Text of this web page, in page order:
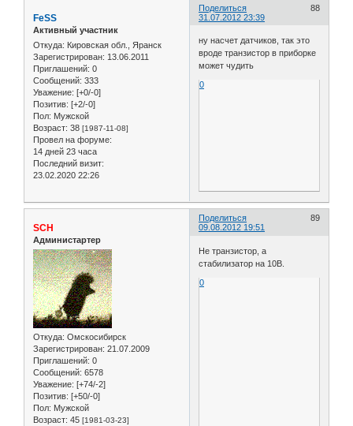
Поделиться
88
31.07.2012 23:39
FeSS
Активный участник
Откуда: Кировская обл., Яранск
Зарегистрирован: 13.06.2011
Приглашений: 0
Сообщений: 333
Уважение: [+0/-0]
Позитив: [+2/-0]
Пол: Мужской
Возраст: 38 [1987-11-08]
Провел на форуме:
14 дней 23 часа
Последний визит:
23.02.2020 22:26
ну насчет датчиков, так это
вроде транзистор в приборке
может чудить
0
Поделиться
89
09.08.2012 19:51
SCH
Администартер
Откуда: Омскосибирск
Зарегистрирован: 21.07.2009
Приглашений: 0
Сообщений: 6578
Уважение: [+74/-2]
Позитив: [+50/-0]
Пол: Мужской
Возраст: 45 [1981-03-23]
Не транзистор, а
стабилизатор на 10В.
0